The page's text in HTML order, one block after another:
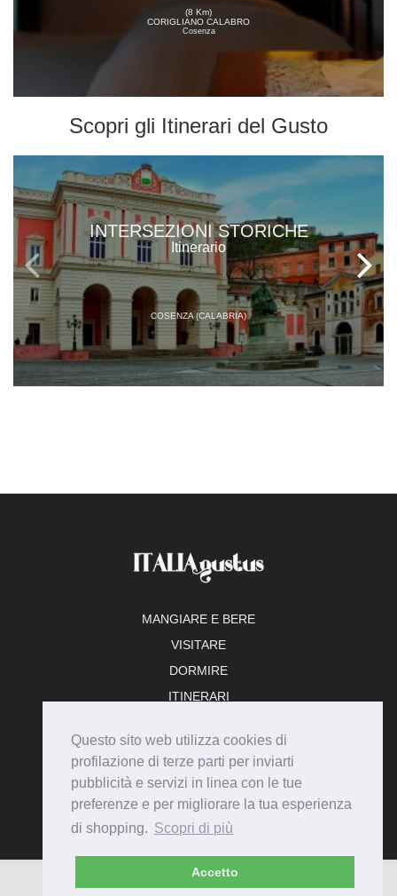
Questo sito web utilizza cookies di
profilazione di terze parti per inviarti
pubblicità e servizi in linea con le tue
preferenze e per migliorare la tua esperienza
di shopping. Scopri di più
Accetto
(8 Km)
CORIGLIANO CALABRO
Cosenza
Scopri gli Itinerari del Gusto
INTERSEZIONI STORICHE
Itinerario
COSENZA (CALABRIA)
MANGIARE E BERE
VISITARE
DORMIRE
ITINERARI
ADERISCI
© Italiagustus 2026 - Tutti i diritti riservati.